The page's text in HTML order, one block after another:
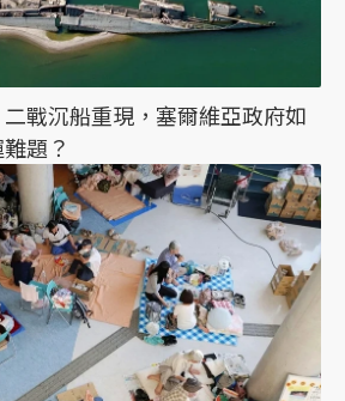
戰沉船重現，塞爾維亞政府如
題？